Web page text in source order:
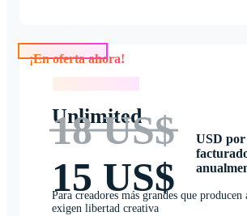
Unlimited
18 US$
15 US$
USD por
Para creadores más grandes que producen
exigen libertad creativa